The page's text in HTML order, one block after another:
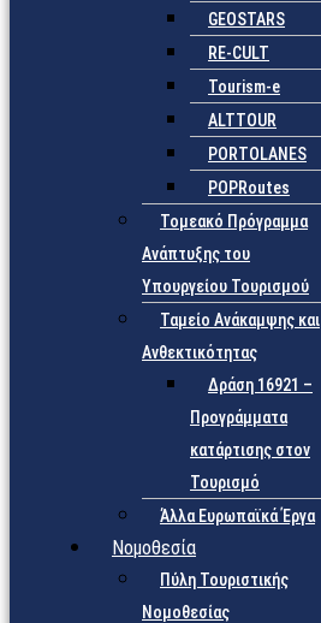
GEOSTARS
RE-CULT
Tourism-e
ALTTOUR
PORTOLANES
POPRoutes
Τομεακό Πρόγραμμα
Ανάπτυξης του
Υπουργείου Τουρισμού
Ταμείο Ανάκαμψης και
Ανθεκτικότητας
Δράση 16921 –
Προγράμματα
κατάρτισης στον
Τουρισμό
Άλλα Ευρωπαϊκά Έργα
Νομοθεσία
Πύλη Τουριστικής
Νομοθεσίας